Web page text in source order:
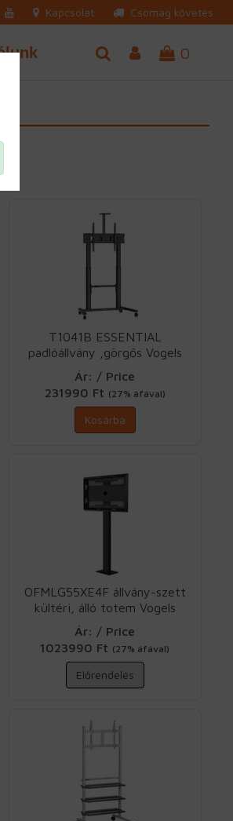
Kapcsolat Csomag követés
0
T1041B ESSENTIAL
padlóállvány ,görgős Vogels
Ár: / Price
231990 Ft (27% áfával)
Kosárba
OFMLG55XE4F állvány-szett
kültéri, álló totem Vogels
Ár: / Price
1023990 Ft (27% áfával)
Előrendelés